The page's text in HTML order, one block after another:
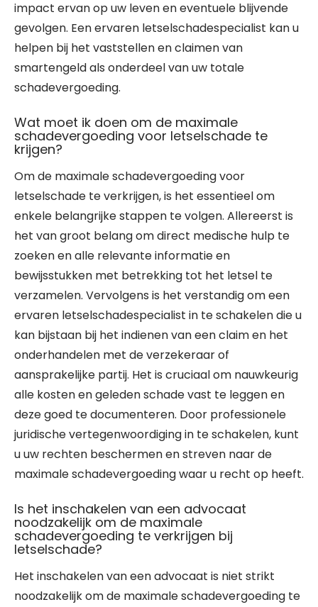
impact ervan op uw leven en eventuele blijvende
gevolgen. Een ervaren letselschadespecialist kan u
helpen bij het vaststellen en claimen van
smartengeld als onderdeel van uw totale
schadevergoeding.
Wat moet ik doen om de maximale
schadevergoeding voor letselschade te
krijgen?
Om de maximale schadevergoeding voor
letselschade te verkrijgen, is het essentieel om
enkele belangrijke stappen te volgen. Allereerst is
het van groot belang om direct medische hulp te
zoeken en alle relevante informatie en
bewijsstukken met betrekking tot het letsel te
verzamelen. Vervolgens is het verstandig om een
ervaren letselschadespecialist in te schakelen die u
kan bijstaan bij het indienen van een claim en het
onderhandelen met de verzekeraar of
aansprakelijke partij. Het is cruciaal om nauwkeurig
alle kosten en geleden schade vast te leggen en
deze goed te documenteren. Door professionele
juridische vertegenwoordiging in te schakelen, kunt
u uw rechten beschermen en streven naar de
maximale schadevergoeding waar u recht op heeft.
Is het inschakelen van een advocaat
noodzakelijk om de maximale
schadevergoeding te verkrijgen bij
letselschade?
Het inschakelen van een advocaat is niet strikt
noodzakelijk om de maximale schadevergoeding te